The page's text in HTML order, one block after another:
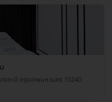
งกะปิ กรุงเทพมหานคร 10240